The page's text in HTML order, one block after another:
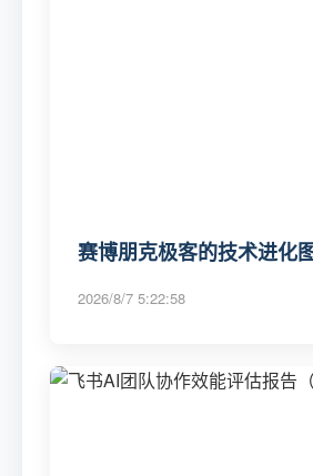
赛博朋克极客的技术进化
2026/8/7 5:22:58